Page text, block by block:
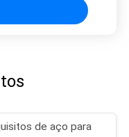
de aço para